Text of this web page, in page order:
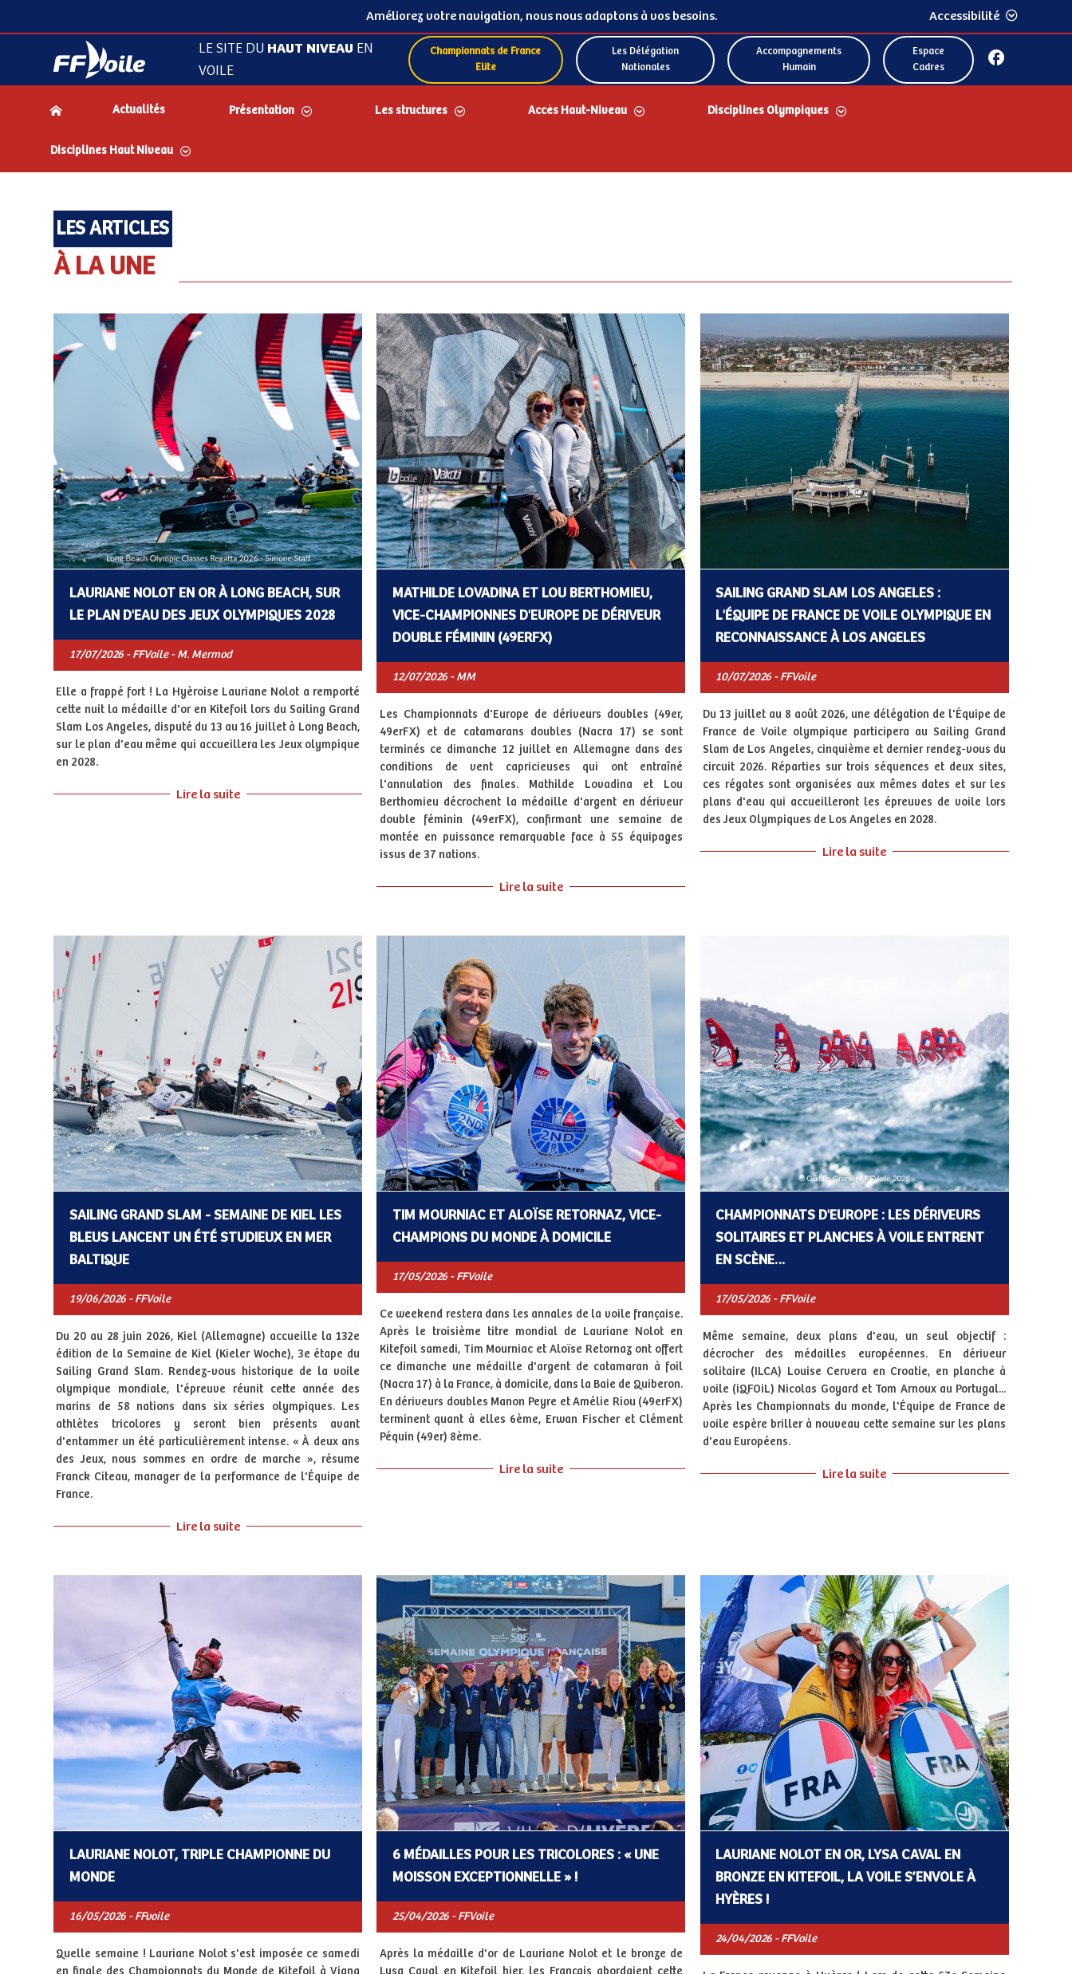
Améliorez votre navigation, nous nous adaptons à vos besoins. Accessibilité
LE SITE DU HAUT NIVEAU EN
VOILE
Championnats de France
Elite
Les Délégation
Nationales
Accompagnements
Humain
Espace
Cadres
Actualités Présentation Les structures Accès Haut-Niveau Disciplines Olympiques
Disciplines Haut Niveau
LES ARTICLES
À LA UNE
LAURIANE NOLOT EN OR À LONG BEACH, SUR
LE PLAN D'EAU DES JEUX OLYMPIQUES 2028
17/07/2026 - FFVoile - M. Mermod
Elle a frappé fort ! La Hyèroise Lauriane Nolot a remporté
cette nuit la médaille d'or en Kitefoil lors du Sailing Grand
Slam Los Angeles, disputé du 13 au 16 juillet à Long Beach,
sur le plan d'eau même qui accueillera les Jeux olympique
en 2028.
Lire la suite
MATHILDE LOVADINA ET LOU BERTHOMIEU,
VICE-CHAMPIONNES D'EUROPE DE DÉRIVEUR
DOUBLE FÉMININ (49ERFX)
12/07/2026 - MM
Les Championnats d'Europe de dériveurs doubles (49er,
49erFX) et de catamarans doubles (Nacra 17) se sont
terminés ce dimanche 12 juillet en Allemagne dans des
conditions de vent capricieuses qui ont entraîné
l'annulation des finales. Mathilde Lovadina et Lou
Berthomieu décrochent la médaille d'argent en dériveur
double féminin (49erFX), confirmant une semaine de
montée en puissance remarquable face à 55 équipages
issus de 37 nations.
Lire la suite
SAILING GRAND SLAM LOS ANGELES :
L'ÉQUIPE DE FRANCE DE VOILE OLYMPIQUE EN
RECONNAISSANCE À LOS ANGELES
10/07/2026 - FFVoile
Du 13 juillet au 8 août 2026, une délégation de l'Équipe de
France de Voile olympique participera au Sailing Grand
Slam de Los Angeles, cinquième et dernier rendez-vous du
circuit 2026. Réparties sur trois séquences et deux sites,
ces régates sont organisées aux mêmes dates et sur les
plans d'eau qui accueilleront les épreuves de voile lors
des Jeux Olympiques de Los Angeles en 2028.
Lire la suite
SAILING GRAND SLAM - SEMAINE DE KIEL LES
BLEUS LANCENT UN ÉTÉ STUDIEUX EN MER
BALTIQUE
19/06/2026 - FFVoile
Du 20 au 28 juin 2026, Kiel (Allemagne) accueille la 132e
édition de la Semaine de Kiel (Kieler Woche), 3e étape du
Sailing Grand Slam. Rendez-vous historique de la voile
olympique mondiale, l'épreuve réunit cette année des
marins de 58 nations dans six séries olympiques. Les
athlètes tricolores y seront bien présents avant
d'entammer un été particulièrement intense. « À deux ans
des Jeux, nous sommes en ordre de marche », résume
Franck Citeau, manager de la performance de l'Équipe de
France.
Lire la suite
TIM MOURNIAC ET ALOÏSE RETORNAZ, VICE-
CHAMPIONS DU MONDE À DOMICILE
17/05/2026 - FFVoile
Ce weekend restera dans les annales de la voile française.
Après le troisième titre mondial de Lauriane Nolot en
Kitefoil samedi, Tim Mourniac et Aloïse Retornaz ont offert
ce dimanche une médaille d'argent de catamaran à foil
(Nacra 17) à la France, à domicile, dans la Baie de Quiberon.
En dériveurs doubles Manon Peyre et Amélie Riou (49erFX)
terminent quant à elles 6ème, Erwan Fischer et Clément
Péquin (49er) 8ème.
Lire la suite
CHAMPIONNATS D'EUROPE : LES DÉRIVEURS
SOLITAIRES ET PLANCHES À VOILE ENTRENT
EN SCÈNE…
17/05/2026 - FFVoile
Même semaine, deux plans d'eau, un seul objectif :
décrocher des médailles européennes. En dériveur
solitaire (ILCA) Louise Cervera en Croatie, en planche à
voile (iQFOiL) Nicolas Goyard et Tom Arnoux au Portugal...
Après les Championnats du monde, l'Équipe de France de
voile espère briller à nouveau cette semaine sur les plans
d'eau Européens.
Lire la suite
LAURIANE NOLOT, TRIPLE CHAMPIONNE DU
MONDE
16/05/2026 - FFvoile
Quelle semaine ! Lauriane Nolot s'est imposée ce samedi
6 MÉDAILLES POUR LES TRICOLORES : « UNE
MOISSON EXCEPTIONNELLE » !
25/04/2026 - FFVoile
Après la médaille d'or de Lauriane Nolot et le bronze de
LAURIANE NOLOT EN OR, LYSA CAVAL EN
BRONZE EN KITEFOIL, LA VOILE S’ENVOLE À
HYÈRES !
24/04/2026 - FFVoile